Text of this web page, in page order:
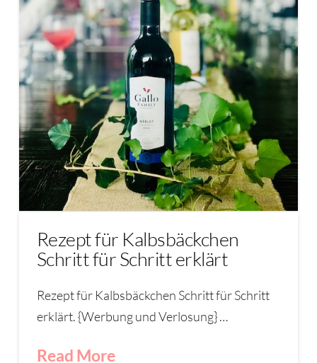
Rezept für Kalbsbäckchen
Schritt für Schritt erklärt
Rezept für Kalbsbäckchen Schritt für Schritt
erklärt. {Werbung und Verlosung} …
Read More